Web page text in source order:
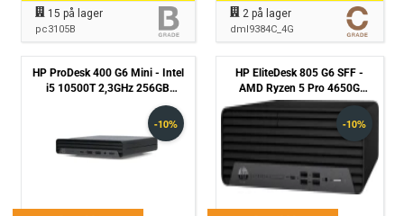
15 på lager
pc3105B
2 på lager
dml9384C_4G
HP ProDesk 400 G6 Mini - Intel
i5 10500T 2,3GHz 256GB
NVMe 8GB Win11 Pro - Grade B
HP EliteDesk 805 G6 SFF -
AMD Ryzen 5 Pro 4650G
3,7GHz 512GB NVME 8GB
Win11 PRO - Grade B